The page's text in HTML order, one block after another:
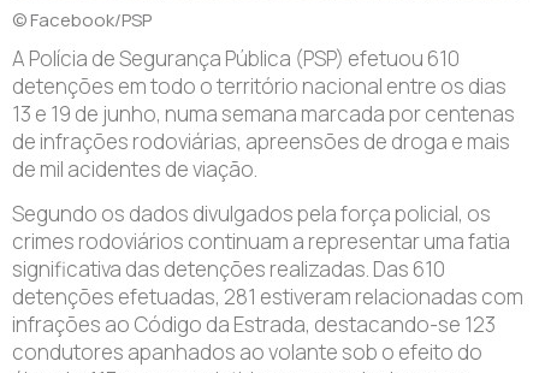
© Facebook/PSP
A Polícia de Segurança Pública (PSP) efetuou 610
detenções em todo o território nacional entre os dias
13 e 19 de junho, numa semana marcada por centenas
de infrações rodoviárias, apreensões de droga e mais
de mil acidentes de viação.
Segundo os dados divulgados pela força policial, os
crimes rodoviários continuam a representar uma fatia
significativa das detenções realizadas. Das 610
detenções efetuadas, 281 estiveram relacionadas com
infrações ao Código da Estrada, destacando-se 123
condutores apanhados ao volante sob o efeito do